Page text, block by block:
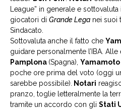
League” in generale e
giocatori di Grande Lega nei suoi
Sindacato.
Sottovaluta anche il fatto che
guidare personalmente l’IBA. Alle
Pamplona (Spagna), Yamamoto
poche ore prima del voto (oggi
sarebbe possibile). Notari
pranzo, toglie letteralmente la
tramite un accordo con gli Stati